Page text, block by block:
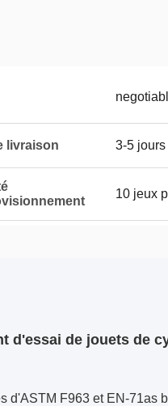
livraison 3-5 jours
10 jeux
d'essai de jouets de
d'ASTM F963 et EN-71as